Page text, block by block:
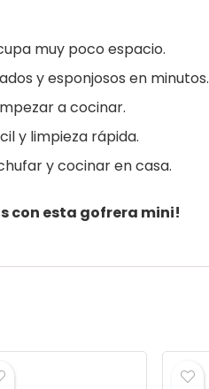
muy poco espacio.
y esponjosos en minutos.
a cocinar.
y limpieza rápida.
y cocinar en casa.
con esta gofrera mini!